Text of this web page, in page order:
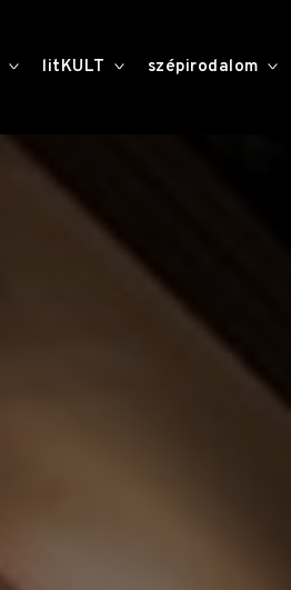
toggle
child
litKULT toggle
child
szépirodalom